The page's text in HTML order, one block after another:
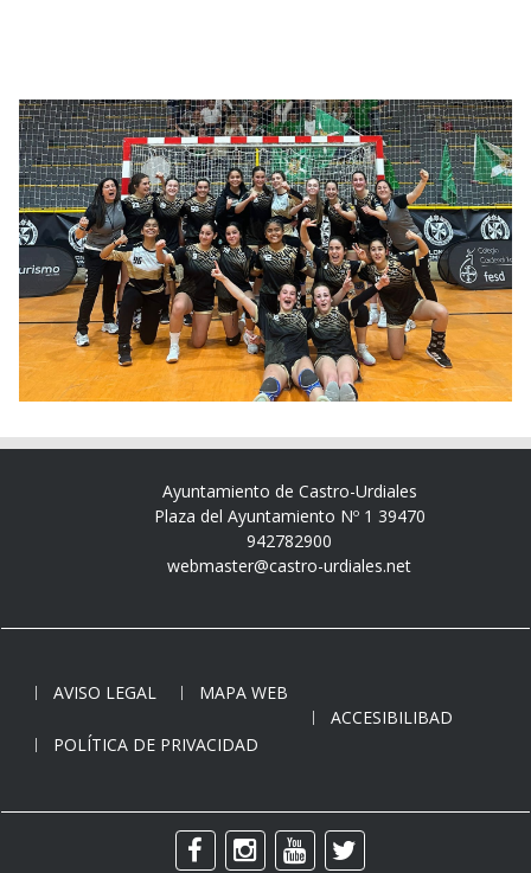
Ayuntamiento de Castro-Urdiales
Plaza del Ayuntamiento Nº 1 39470
942782900
webmaster@castro-urdiales.net
AVISO LEGAL
MAPA WEB
ACCESIBILIBAD
POLÍTICA DE PRIVACIDAD